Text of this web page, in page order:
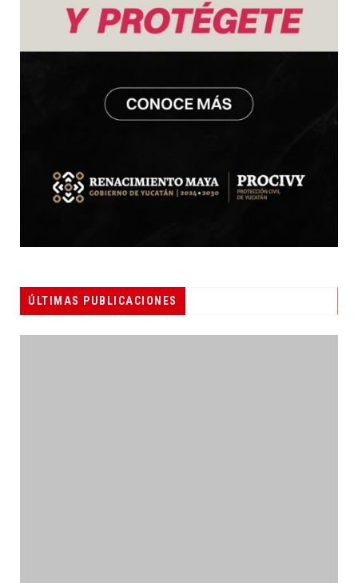
ÚLTIMAS PUBLICACIONES